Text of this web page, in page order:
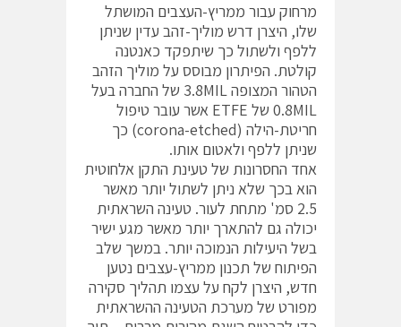
מרחוק עבור ממריץ-העצבים המושתל
שלו, היצרן דרש מוליך-זהב עדין שניתן
ללפף ולשתול כך שיתפקד כאנטנה
קולטת. הפיתרון מבוסס על מוליך הזהב
הטהור המצופה 3.8MIL של החברה בעל
0.8MIL של ETFE אשר עובר טיפול
חריטת-הילה (corona-etched) כך
שניתן ללפף ולאטום אותו.
אחד החסרונות של טעינת התקן אלחוטית
הוא בכך שלא ניתן לשתול יותר מאשר
2.5 סמ' מתחת לעור. טעינה השראתית
יכולה גם להתארך יותר מאשר מגע ישיר
בשל היעילות הנמוכה יותר. במשך שלב
הפיתוח של תכנון ממריץ-עצבים נטען
חדש, היצרן לקח על עצמו תהליך סקירה
מפורט של מערכת הטעינה ההשראתית